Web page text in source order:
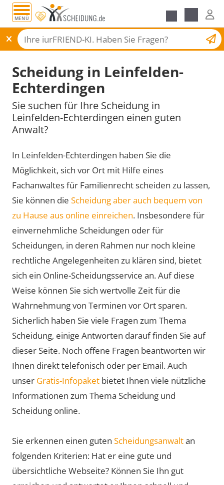
MENÜ
Scheidungsantrag
Scheidung in Leinfelden-
Echterdingen
Sie suchen für Ihre Scheidung in
Leinfelden-Echterdingen einen guten
Anwalt?
In Leinfelden-Echterdingen haben Sie die
Möglichkeit, sich vor Ort mit Hilfe eines
Fachanwaltes für Familienrecht scheiden zu lassen,
Sie können die Scheidung aber auch bequem von
zu Hause aus online einreichen. Insbesondere für
einvernehmliche Scheidungen oder für
Scheidungen, in deren Rahmen nur noch kleine
rechtliche Angelegenheiten zu klären sind, bietet
sich ein Online-Scheidungsservice an. Auf diese
Weise können Sie sich wertvolle Zeit für die
Wahrnehmung von Terminen vor Ort sparen.
Sicherlich haben Sie viele Fragen zum Thema
Scheidung, einige Antworten darauf finden Sie auf
dieser Seite. Noch offene Fragen beantworten wir
Ihnen direkt telefonisch oder per Email. Auch
unser Gratis-Infopaket bietet Ihnen viele nützliche
Informationen zum Thema Scheidung und
Scheidung online.
Sie erkennen einen guten Scheidungsanwaltan
folgenden Kriterien: Hat er eine gute und
übersichtliche Webseite? Können Sie Ihn gut